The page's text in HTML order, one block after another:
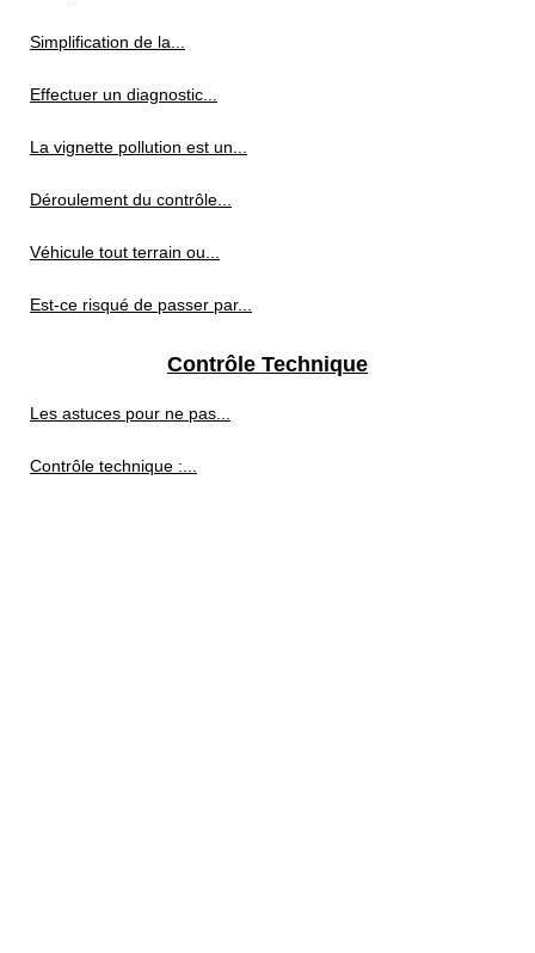
Simplification de la...
Effectuer un diagnostic...
La vignette pollution est un...
Déroulement du contrôle...
Véhicule tout terrain ou...
Est-ce risqué de passer par...
Contrôle Technique
Les astuces pour ne pas...
Contrôle technique :...